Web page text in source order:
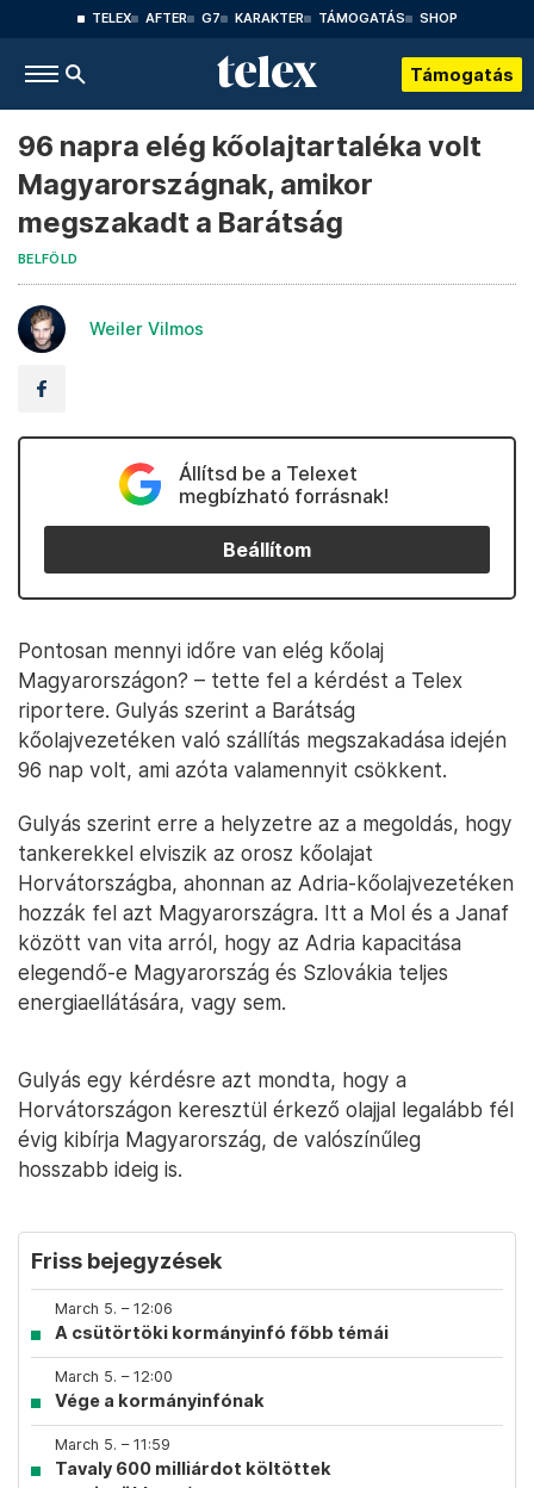
TELEX AFTER G7 KARAKTER TÁMOGATÁS SHOP
Támogatás
96 napra elég kőolajtartaléka volt
Magyarországnak, amikor
megszakadt a Barátság
BELFÖLD
Weiler Vilmos
Állítsd be a Telexet
megbízható forrásnak!
Beállítom
Pontosan mennyi időre van elég kőolaj
Magyarországon? – tette fel a kérdést a Telex
riportere. Gulyás szerint a Barátság
kőolajvezetéken való szállítás megszakadása idején
96 nap volt, ami azóta valamennyit csökkent.
Gulyás szerint erre a helyzetre az a megoldás, hogy
tankerekkel elviszik az orosz kőolajat
Horvátországba, ahonnan az Adria-kőolajvezetéken
hozzák fel azt Magyarországra. Itt a Mol és a Janaf
között van vita arról, hogy az Adria kapacitása
elegendő-e Magyarország és Szlovákia teljes
energiaellátására, vagy sem.
Gulyás egy kérdésre azt mondta, hogy a
Horvátországon keresztül érkező olajjal legalább fél
évig kibírja Magyarország, de valószínűleg
hosszabb ideig is.
Friss bejegyzések
March 5. – 12:06
A csütörtöki kormányinfó főbb témái
March 5. – 12:00
Vége a kormányinfónak
March 5. – 11:59
Tavaly 600 milliárdot költöttek